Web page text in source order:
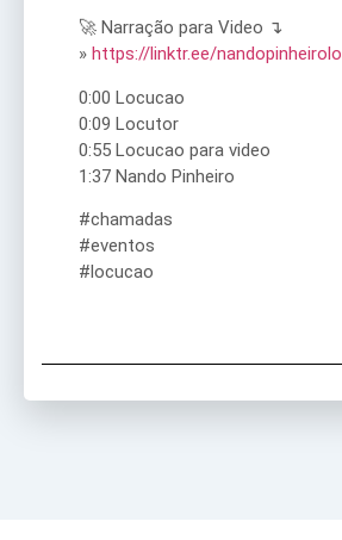
🚀 Narração para Video ↴
» https://linktr.ee/
0:00 Locucao
0:09 Locutor
0:55 Locucao para video
1:37 Nando Pinheiro
#chamadas
#eventos
#locucao